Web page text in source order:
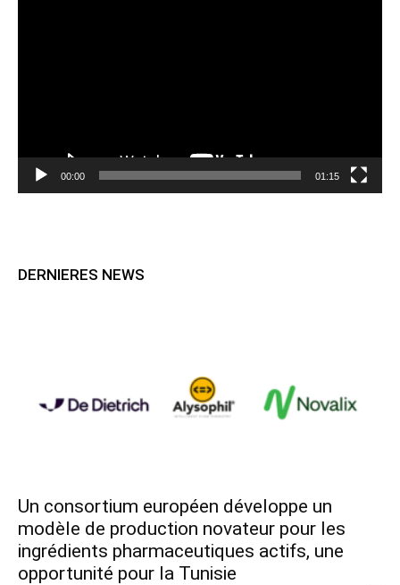
00:00 01:15
DERNIERES NEWS
Un consortium européen développe un
modèle de production novateur pour les
ingrédients pharmaceutiques actifs, une
opportunité pour la Tunisie